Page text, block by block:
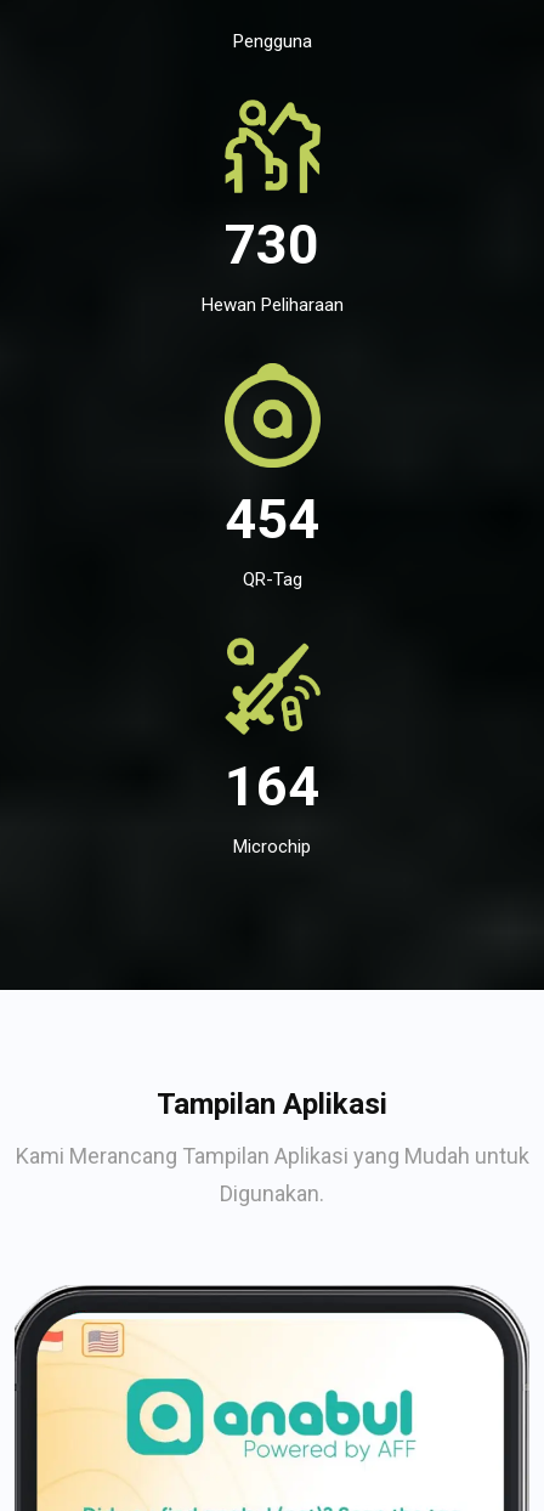
Pengguna
730
Hewan Peliharaan
454
QR-Tag
164
Microchip
Tampilan Aplikasi
Kami Merancang Tampilan Aplikasi yang Mudah untuk
Digunakan.